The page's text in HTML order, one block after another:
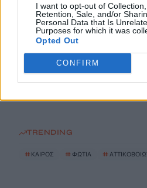
I want to opt-out of Collection,
Retention, Sale, and/or
Personal Data that Is
Purposes for which it was
Opted Out
CONFIRM
τη φωτιά
8 Αυγούστου, 2026
Ειδικό Χωροταξικό για τον
επενδύσεις, νησιά και
TRENDING
# ΚΑΙΡΟΣ # ΦΩΤΙΑ #